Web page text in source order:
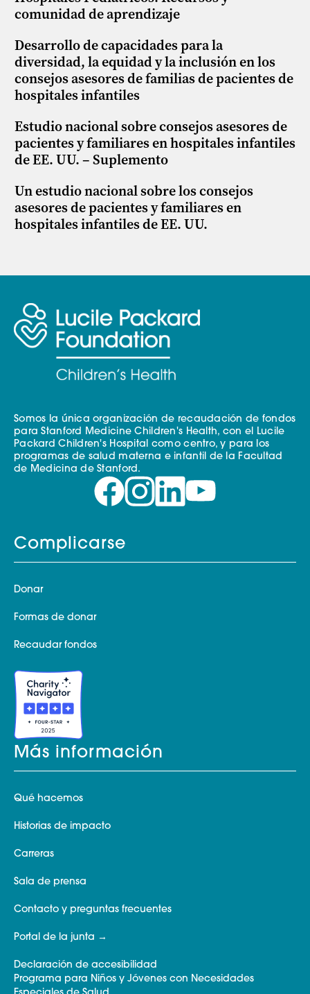
comunidad de aprendizaje
Desarrollo de capacidades para la
diversidad, la equidad y la inclusión en los
consejos asesores de familias de pacientes de
hospitales infantiles
Estudio nacional sobre consejos asesores de
pacientes y familiares en hospitales infantiles
de EE. UU. – Suplemento
Un estudio nacional sobre los consejos
asesores de pacientes y familiares en
hospitales infantiles de EE. UU.
Somos la única organización de recaudación de fondos
para Stanford Medicine Children's Health, con el Lucile
Packard Children's Hospital como centro, y para los
programas de salud materna e infantil de la Facultad
de Medicina de Stanford.
Complicarse
Donar
Formas de donar
Recaudar fondos
Más información
Qué hacemos
Historias de impacto
Carreras
Sala de prensa
Contacto y preguntas frecuentes
Portal de la junta
Declaración de accesibilidad
Programa para Niños y Jóvenes con Necesidades